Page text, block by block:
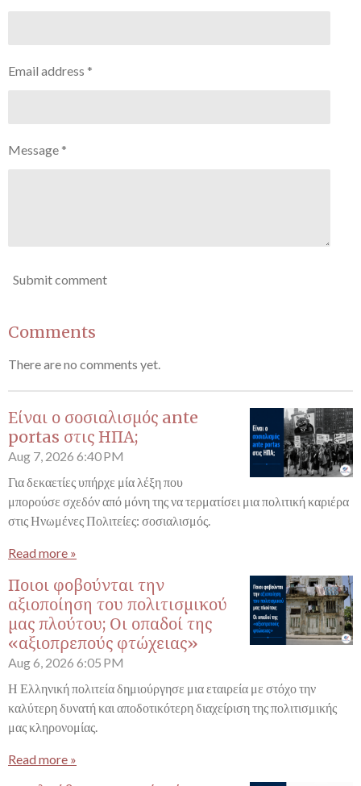
Email address *
Message *
Submit comment
Comments
There are no comments yet.
Είναι ο σοσιαλισμός ante
portas στις ΗΠΑ;
Aug 7, 2026 6:40 PM
Για δεκαετίες υπήρχε μία λέξη που
μπορούσε σχεδόν από μόνη της να τερματίσει μια πολιτική καριέρα
στις Ηνωμένες Πολιτείες: σοσιαλισμός.
Read more »
Ποιοι φοβούνται την
αξιοποίηση του πολιτισμικού
μας πλούτου; Οι οπαδοί της
«αξιοπρεπούς φτώχειας»
Aug 6, 2026 6:05 PM
Η Ελληνική πολιτεία δημιούργησε μια εταιρεία με στόχο την
καλύτερη δυνατή και αποδοτικότερη διαχείριση της πολιτισμικής
μας κληρονομίας.
Read more »